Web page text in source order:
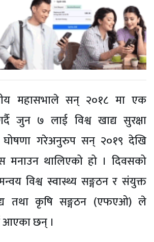
महासभाले सन् २०१८ मा एक
जुन ७ लाई विश्व खाद्य सुरक्षा
गरेअनुरुप सन् २०१९ देखि
मनाउन थालिएको हो । दिवसको
विश्व स्वास्थ्य सङ्गठन र संयुक्त
तथा कृषि सङ्गठन (एफएओ) ले
आएका छन् ।